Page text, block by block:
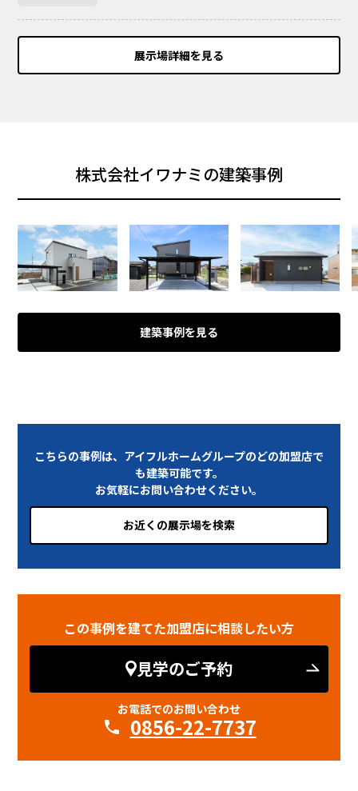
展示場詳細を見る
株式会社イワナミの建築事例
建築事例を見る
こちらの事例は、アイフルホームグループのどの加盟店で
も建築可能です。
お気軽にお問い合わせください。
お近くの展示場を検索
この事例を建てた加盟店に相談したい方
見学のご予約
お電話でのお問い合わせ
0856-22-7737